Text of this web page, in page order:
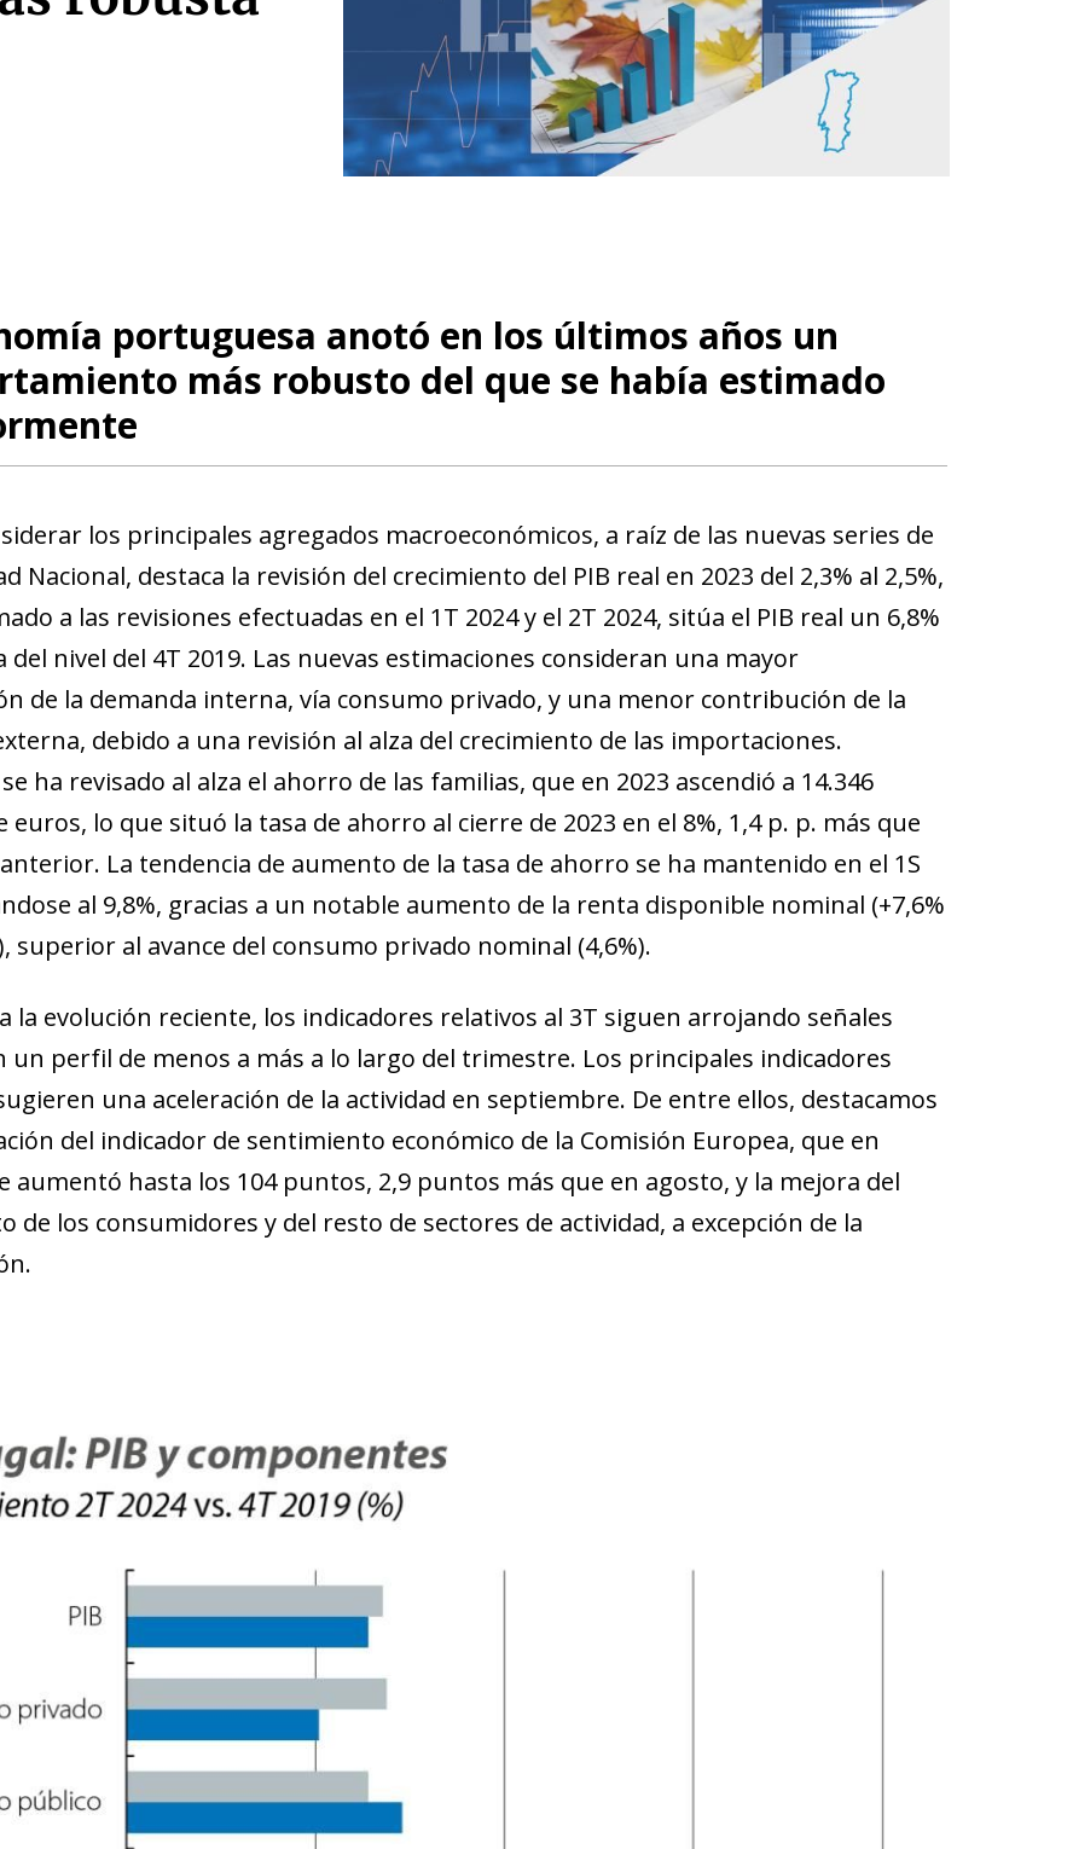
portuguesa anotó en los últimos años un
más robusto del que se había estimado
los principales agregados macroeconómicos, a raíz de las nuevas series de
Nacional, destaca la revisión del crecimiento del PIB real en 2023 del 2,3% al 2,5%,
a las revisiones efectuadas en el 1T 2024 y el 2T 2024, sitúa el PIB real un 6,8%
del nivel del 4T 2019. Las nuevas estimaciones consideran una mayor
de la demanda interna, vía consumo privado, y una menor contribución de la
debido a una revisión al alza del crecimiento de las importaciones.
ha revisado al alza el ahorro de las familias, que en 2023 ascendió a 14.346
euros, lo que situó la tasa de ahorro al cierre de 2023 en el 8%, 1,4 p. p. más que
La tendencia de aumento de la tasa de ahorro se ha mantenido en el 1S
al 9,8%, gracias a un notable aumento de la renta disponible nominal (+7,6%
superior al avance del consumo privado nominal (4,6%).
la evolución reciente, los indicadores relativos al 3T siguen arrojando señales
un perfil de menos a más a lo largo del trimestre. Los principales indicadores
una aceleración de la actividad en septiembre. De entre ellos, destacamos
del indicador de sentimiento económico de la Comisión Europea, que en
aumentó hasta los 104 puntos, 2,9 puntos más que en agosto, y la mejora del
de los consumidores y del resto de sectores de actividad, a excepción de la